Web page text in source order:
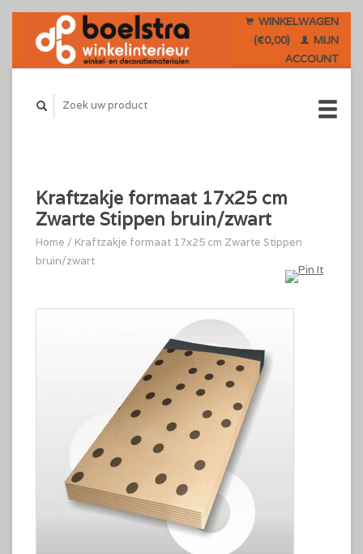
WINKELWAGEN
(€0,00)
MIJN
ACCOUNT
Kraftzakje formaat 17x25 cm
Zwarte Stippen bruin/zwart
Home / Kraftzakje formaat 17x25 cm Zwarte Stippen
bruin/zwart